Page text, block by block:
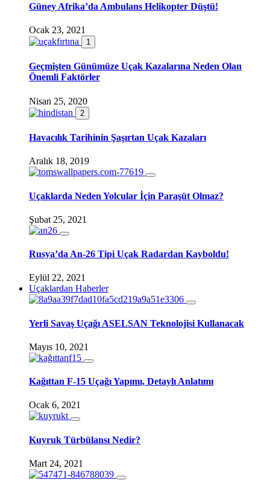
Güney Afrika’da Ambulans Helikopter Düştü!
Ocak 23, 2021
1
Geçmişten Günümüze Uçak Kazalarına Neden Olan
Önemli Faktörler
Nisan 25, 2020
2
Havacılık Tarihinin Şaşırtan Uçak Kazaları
Aralık 18, 2019
Uçaklarda Neden Yolcular İçin Paraşüt Olmaz?
Şubat 25, 2021
Rusya’da An-26 Tipi Uçak Radardan Kayboldu!
Eylül 22, 2021
Uçaklardan Haberler
Yerli Savaş Uçağı ASELSAN Teknolojisi Kullanacak
Mayıs 10, 2021
Kağıttan F-15 Uçağı Yapımı, Detaylı Anlatımı
Ocak 6, 2021
Kuyruk Türbülansı Nedir?
Mart 24, 2021